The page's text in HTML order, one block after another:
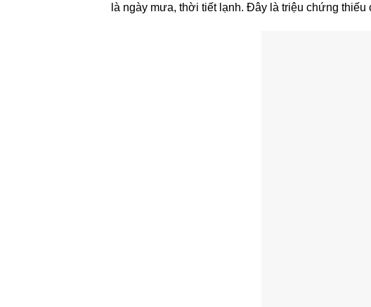
là ngày mưa, thời tiết lạnh. Đây là triệu chứng